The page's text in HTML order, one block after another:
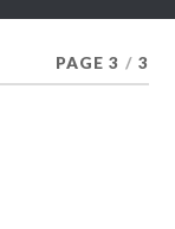
PAGE 3 / 3